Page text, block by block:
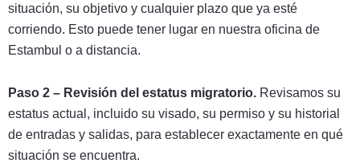
situación, su objetivo y cualquier plazo que ya esté
corriendo. Esto puede tener lugar en nuestra oficina de
Estambul o a distancia.
Paso 2 – Revisión del estatus migratorio. Revisamos su
estatus actual, incluido su visado, su permiso y su historial
de entradas y salidas, para establecer exactamente en qué
situación se encuentra.